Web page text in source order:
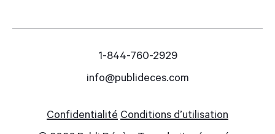
1-844-760-2929
info@publideces.com
Confidentialité Conditions d’utilisation